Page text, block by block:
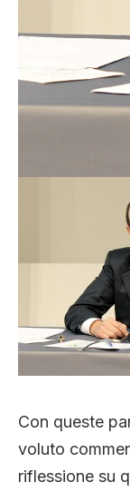
Con queste
voluto
riflessione su